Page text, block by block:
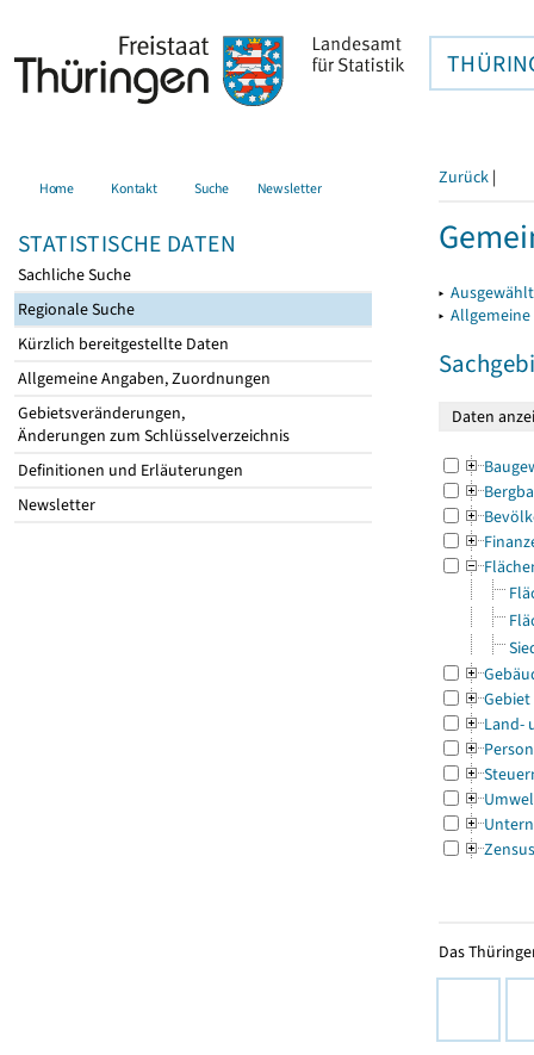
Home Kontakt Suche Newsletter
STATISTISCHE DATEN
Sachliche Suche
Regionale Suche
Kürzlich bereitgestellte Daten
Allgemeine Angaben, Zuordnungen
Gebietsveränderungen,
Änderungen zum Schlüsselverzeichnis
Definitionen und Erläuterungen
Newsletter
Zurück |
▸
▸
Gebiet
Land-
Zensus
Das